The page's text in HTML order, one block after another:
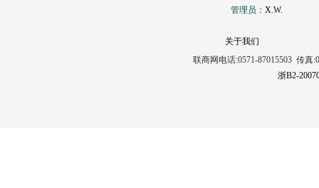
管理员： X.W.
关于我们
联商网电话:0571-87015503 传真
浙B2-